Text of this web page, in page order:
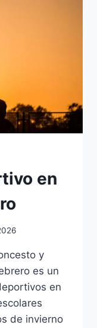
en
y
es un
en
de invierno